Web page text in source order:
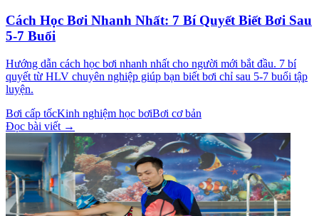
Cách Học Bơi Nhanh Nhất: 7 Bí Quyết Biết Bơi Sau
5-7 Buổi
Hướng dẫn cách học bơi nhanh nhất cho người mới bắt đầu. 7 bí
quyết từ HLV chuyên nghiệp giúp bạn biết bơi chỉ sau 5-7 buổi tập
luyện.
Bơi cấp tốcKinh nghiệm học bơiBơi cơ bản
Đọc bài viết →